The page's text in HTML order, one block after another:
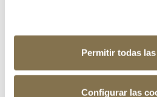
Permitir todas
Configurar las